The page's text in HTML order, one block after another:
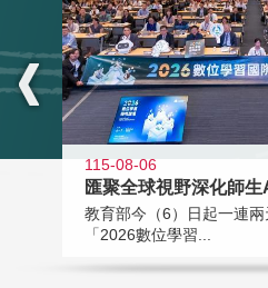
115-08-06
匯聚全球視野深化師
教育部今（6）日起一連
「2026數位學習...